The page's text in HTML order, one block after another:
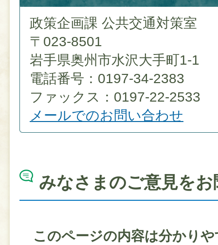
政策企画課 公共交通対策室
〒023-8501
岩手県奥州市水沢大手町1-1
電話番号：0197-34-2383
ファックス：0197-22-2533
メールでのお問い合わせ
みなさまのご意見を
このページの内容は分かり